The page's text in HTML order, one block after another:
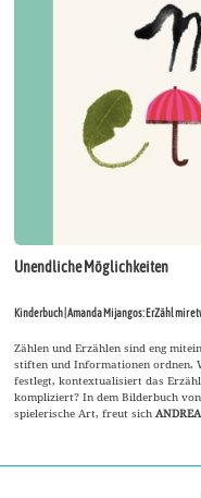
Unendliche Möglichkeiten
Kinderbuch | Amanda Mijangos: ErZähl mir
Zählen und Erzählen sind eng
stiften und Informationen ordnen.
festlegt, kontextualisiert das
kompliziert? In dem Bilderbuch
spielerische Art, freut sich